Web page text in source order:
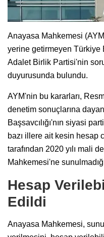
Anayasa Mahkemesi
yerine getirmeyen Türkiye
Adalet Birlik Partisi'nin
duyurusunda bulundu.
AYM'nin bu kararları,
denetim sonuçlarına
Başsavcılığı'nın siyasi
bazı illere ait kesin hesap
tarafından 2020 yılı mali
Mahkemesi'ne
Hesap
Edildi
Anayasa Mahkemesi,